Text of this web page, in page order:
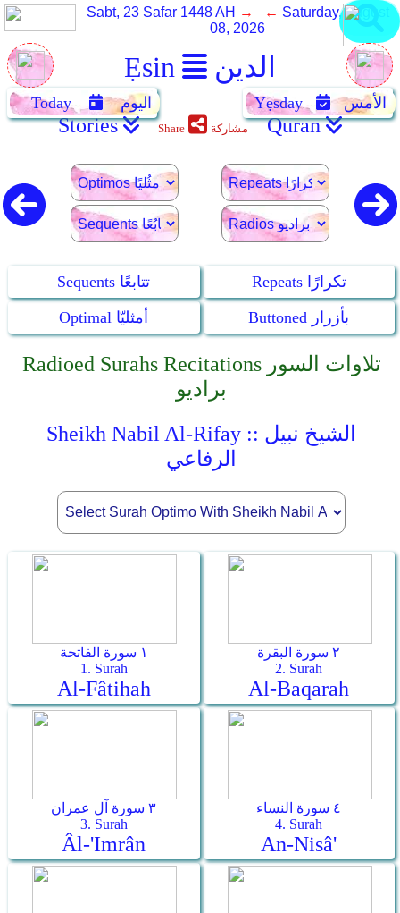
Ẹsin الدين
Sabt, 23 Safar 1448 AH → ← Saturday, August
08, 2026
Today اليوم Yẹsday الأمس
Stories Share مشاركة Quran
Sequents تتابعًا
Repeats تكرارًا
Optimal أمثليّا
Buttoned بأزرار
Radioed Surahs Recitations تلاوات السور
براديو
Sheikh Nabil Al-Rifay :: الشيخ نبيل
الرفاعي
١ سورة الفاتحة
1. Surah
Al-Fâtihah
٢ سورة البقرة
2. Surah
Al-Baqarah
٣ سورة آل عمران
3. Surah
Âl-'Imrân
٤ سورة النساء
4. Surah
An-Nisâ'